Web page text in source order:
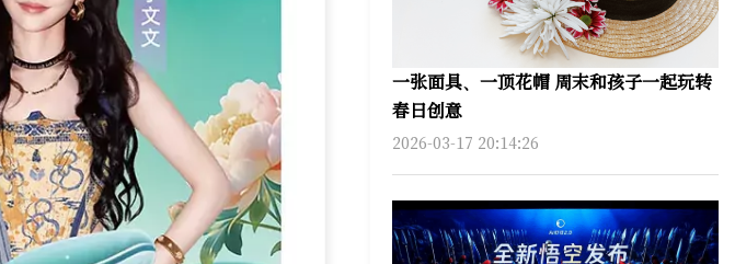
一张面具、一顶花帽 周末和孩子一起玩转
春日创意
2026-03-17 20:14:26